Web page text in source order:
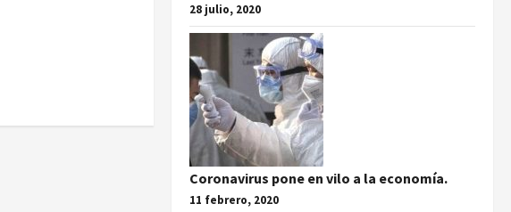
28 julio, 2020
Coronavirus pone en vilo a la economía.
11 febrero, 2020